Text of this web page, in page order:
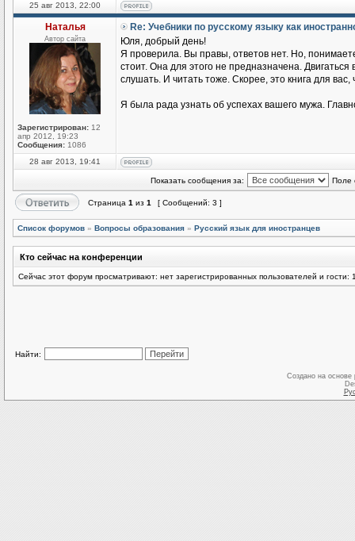
25 авг 2013, 22:00
Наталья
Автор сайта
Зарегистрирован: 12
апр 2012, 19:23
Сообщения: 1086
Re: Учебники по русскому языку как
Юля, добрый день!
Я проверила. Вы правы, ответов нет. Но,
стоит. Она для этого не предназначена.
слушать. И читать тоже. Скорее, это книга для
Я была рада узнать об успехах вашего мужа.
28 авг 2013, 19:41
Показать сообщения за: Поле
Страница 1 из 1 [ Сообщений: 3 ]
Список форумов » Вопросы образования » Русский язык для иностранцев
Кто сейчас на конференции
Сейчас этот форум просматривают: нет зарегистрированных пользователей и гости:
Найти:
Создано на основе